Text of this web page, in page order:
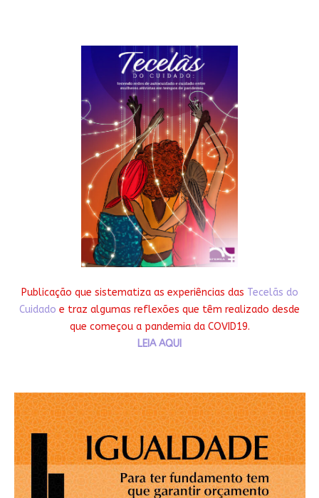
Publicação que sistematiza as experiências das Tecelãs do
Cuidado e traz algumas reflexões que têm realizado desde
que começou a pandemia da COVID19.
LEIA AQUI